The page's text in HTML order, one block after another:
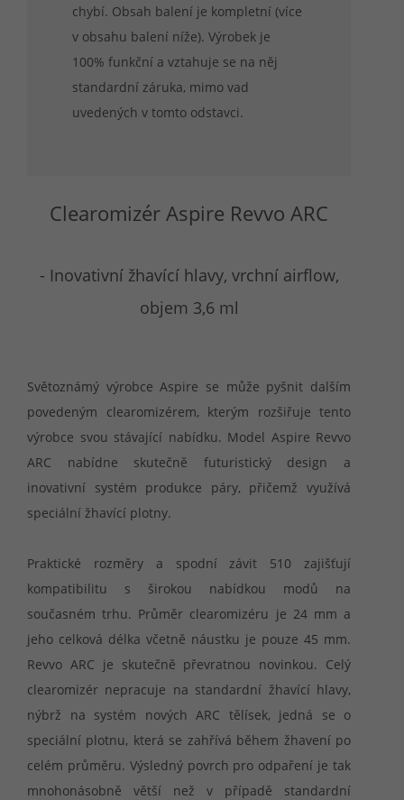
chybí. Obsah balení je kompletní (více
v obsahu balení níže). Výrobek je
100% funkční a vztahuje se na něj
standardní záruka, mimo vad
uvedených v tomto odstavci.
Clearomizér Aspire Revvo ARC
- Inovativní žhavící hlavy, vrchní airflow,
objem 3,6 ml
Světoznámý výrobce Aspire se může pyšnit dalším
povedeným clearomizérem, kterým rozšiřuje tento
výrobce svou stávající nabídku. Model Aspire Revvo
ARC nabídne skutečně futuristický design a
inovativní systém produkce páry, přičemž využívá
speciální žhavící plotny.
Praktické rozměry a spodní závit 510 zajišťují
kompatibilitu s širokou nabídkou modů na
současném trhu. Průměr clearomizéru je 24 mm a
jeho celková délka včetně náustku je pouze 45 mm.
Revvo ARC je skutečně převratnou novinkou. Celý
clearomizér nepracuje na standardní žhavící hlavy,
nýbrž na systém nových ARC tělísek, jedná se o
speciální plotnu, která se zahřívá během žhavení po
celém průměru. Výsledný povrch pro odpaření je tak
mnohonásobně větší než v případě standardní